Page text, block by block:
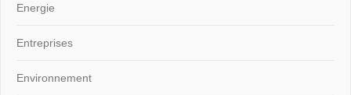
Energie
Entreprises
Environnement